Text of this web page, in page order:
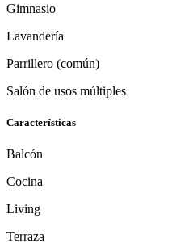
Gimnasio
Lavandería
Parrillero (común)
Salón de usos múltiples
Características
Balcón
Cocina
Living
Terraza